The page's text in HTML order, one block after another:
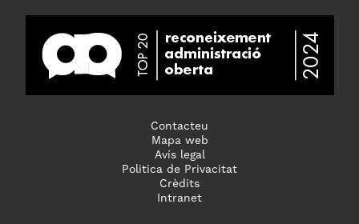
Contacteu
Mapa web
Avís legal
Politica de Privacitat
Crèdits
Intranet